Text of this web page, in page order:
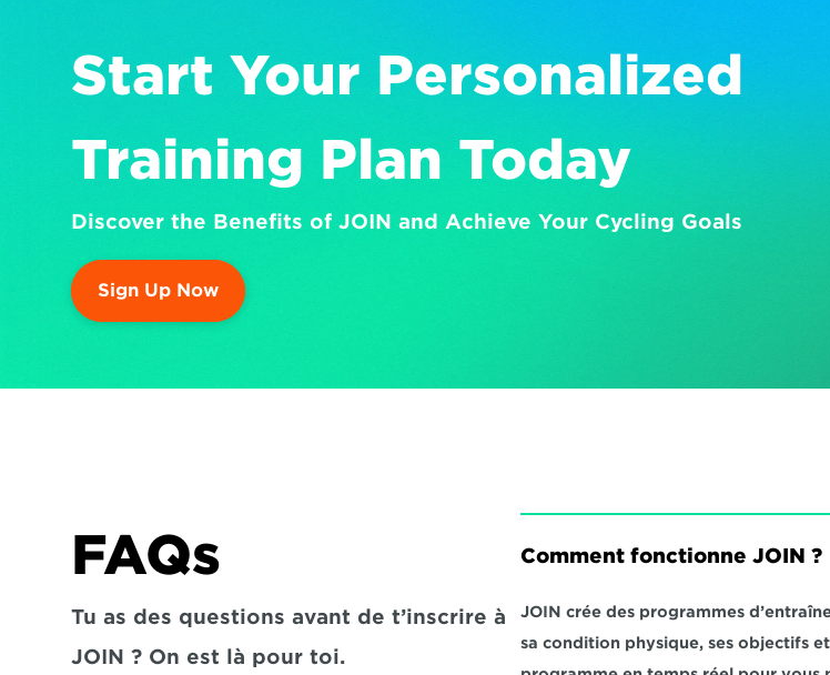
Start Your Personalized
Training Plan Today
Discover the Benefits of JOIN and Achieve Your Cycling Goals
Sign Up Now
FAQs
Tu as des questions avant de t’inscrire à
JOIN ? On est là pour toi.
Comment fonctionne JOIN ?
JOIN crée des programmes
sa condition physique, ses objectifs